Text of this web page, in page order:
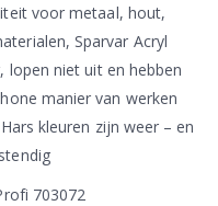
voor metaal, hout,
Sparvar Acryl
lopen niet uit en hebben
manier van werken
kleuren zijn weer – en
703072